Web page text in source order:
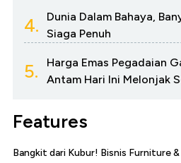
4.
Dunia Dalam Bahaya,
Siaga Penuh
5.
Harga Emas Pegadaian
Antam Hari Ini Melonjak
Features
Bangkit dari Kubur! Bisnis Furniture